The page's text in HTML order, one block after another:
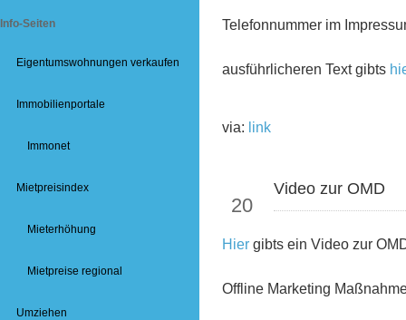
Info-Seiten
Eigentumswohnungen verkaufen
Immobilienportale
Immonet
Mietpreisindex
Mieterhöhung
Mietpreise regional
Umziehen
Telefonnummer im
ausführlicheren Text gibts
via: link
20
Video zur OMD
Hier gibts ein Video zur
Offline Marketing